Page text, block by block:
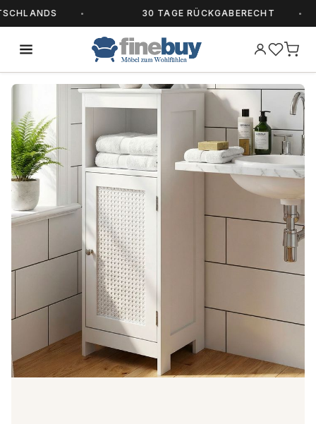
30 TAGE RÜCKGABERECHT